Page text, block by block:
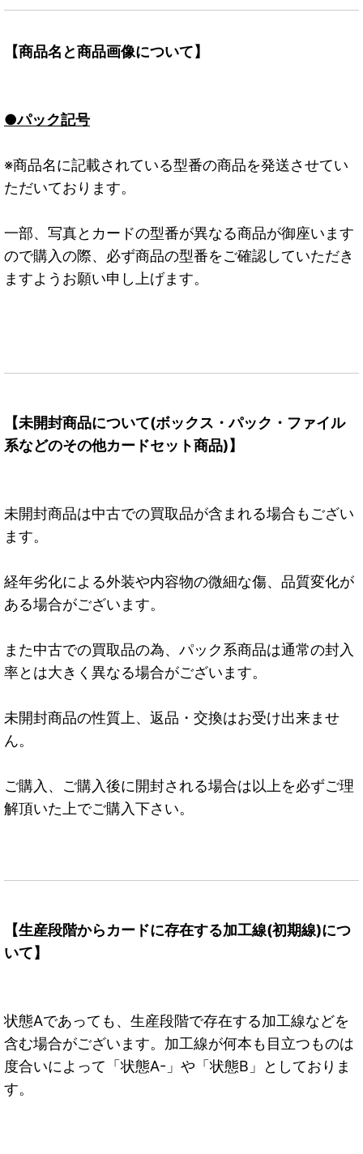
【商品名と商品画像について】
●パック記号
※商品名に記載されている型番の商品を発送させてい
ただいております。
一部、写真とカードの型番が異なる商品が御座います
ので購入の際、必ず商品の型番をご確認していただき
ますようお願い申し上げます。
【未開封商品について(ボックス・パック・ファイル
系などのその他カードセット商品)】
未開封商品は中古での買取品が含まれる場合もござい
ます。
経年劣化による外装や内容物の微細な傷、品質変化が
ある場合がございます。
また中古での買取品の為、パック系商品は通常の封入
率とは大きく異なる場合がございます。
未開封商品の性質上、返品・交換はお受け出来ませ
ん。
ご購入、ご購入後に開封される場合は以上を必ずご理
解頂いた上でご購入下さい。
【生産段階からカードに存在する加工線(初期線)につ
いて】
状態Aであっても、生産段階で存在する加工線などを
含む場合がございます。加工線が何本も目立つものは
度合いによって「状態A-」や「状態B」としておりま
す。